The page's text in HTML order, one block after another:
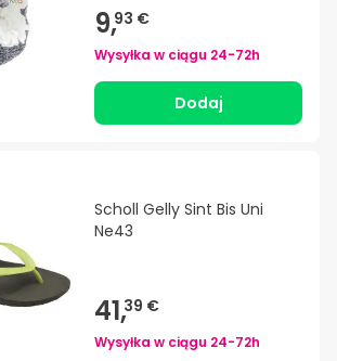
9,93 €
Wysyłka w ciągu 24-72h
Dodaj
Scholl Gelly Sint Bis Uni
Ne43
41,39 €
Wysyłka w ciągu 24-72h